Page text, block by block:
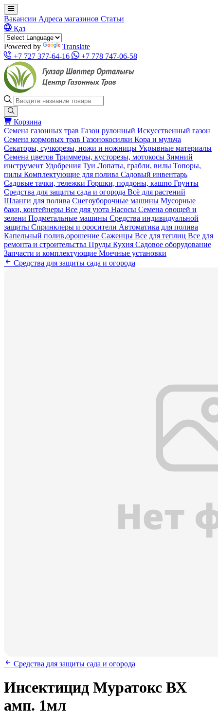
Вакансии Адреса магазинов Статьи
Қаз
Powered by
Translate
+7 727 377-64-16
+7 778 747-06-58
Корзина
Семена газонных трав Газон рулонный Искусственный газон
Семена кормовых трав Газонокосилки Кора и мульча
Секаторы, сучкорезы, ножи и ножницы Укрывные материалы
Семена цветов Триммеры, кусторезы, мотокосы Зимний
инструмент Удобрения Туи Лопаты, грабли, вилы Топоры,
пилы Комплектующие для полива Садовый инвентарь
Садовые тачки, тележки Горшки, поддоны, кашпо Грунты
Средства для защиты сада и огорода Всё для растений
Шланги для полива Снегоуборочные машины Мусорные
баки, контейнеры Все для уюта Насосы Семена овощей и
зелени Подметальные машины Средства индивидуальной
защиты Спринклеры и оросители Автоматика для полива
Капельный полив,орошение Саженцы Все для теплиц Все для
ремонта и строительства Пруды Кухня Садовое оборудование
Запчасти и комплектующие Моечные установки
Средства для защиты сада и огорода
Средства для защиты сада и огорода
Инсектицид Муратокс ВХ
амп. 1мл